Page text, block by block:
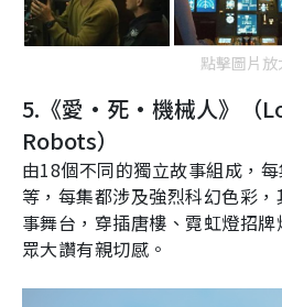
點擊圖片放
5. 《愛 · 死 · 機械人》（
Robots）
由18個不同的獨立故事組成，
等，每集都涉及強烈科幻色彩
事舞台，穿插唐樓、霓虹燈招
眾大讚有親切感。